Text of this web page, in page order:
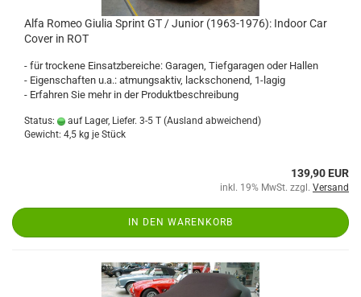
Alfa Romeo Giulia Sprint GT / Junior (1963-1976): Indoor Car
Cover in ROT
- für trockene Einsatzbereiche: Garagen, Tiefgaragen oder Hallen
- Eigenschaften u.a.: atmungsaktiv, lackschonend, 1-lagig
- Erfahren Sie mehr in der Produktbeschreibung
Status: auf Lager, Liefer. 3-5 T (Ausland abweichend)
Gewicht: 4,5 kg je Stück
139,90 EUR
inkl. 19% MwSt. zzgl. Versand
IN DEN WARENKORB